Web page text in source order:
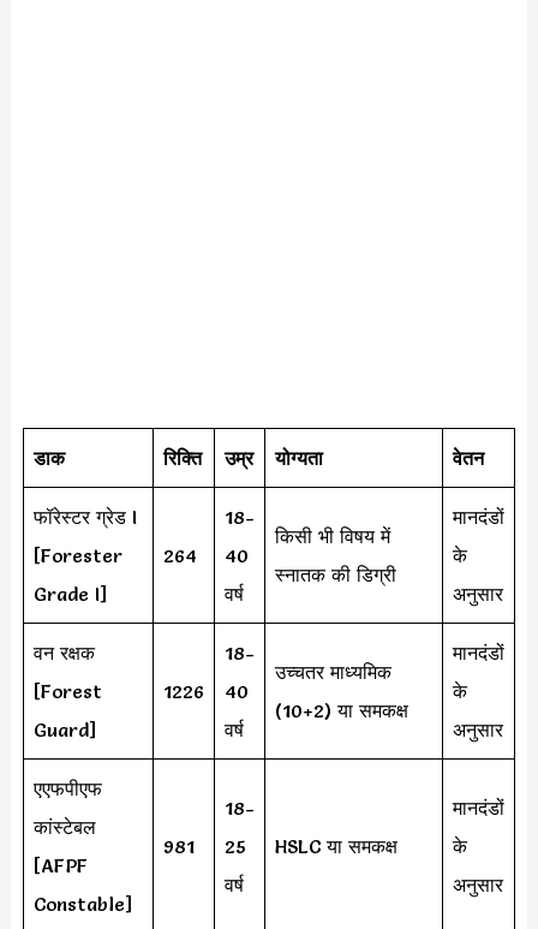
डाक रिक्ति उम्र योग्यता वेतन
फॉरेस्टर ग्रेड I
[Forester
Grade I]
264
18-
40
वर्ष
किसी भी विषय में
स्नातक की डिग्री
मानदंडों
के
अनुसार
वन रक्षक
[Forest
Guard]
1226
18-
40
वर्ष
उच्चतर माध्यमिक
(10+2) या समकक्ष
मानदंडों
के
अनुसार
एएफपीएफ
कांस्टेबल
[AFPF
Constable]
981
18-
25
वर्ष
HSLC या समकक्ष
मानदंडों
के
अनुसार